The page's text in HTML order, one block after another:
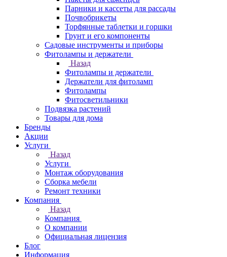
Парники и кассеты для рассады
Почвобрикеты
Торфянные таблетки и горшки
Грунт и его компоненты
Садовые инструменты и приборы
Фитолампы и держатели
Назад
Фитолампы и держатели
Держатели для фитоламп
Фитолампы
Фитосветильники
Подвязка растений
Товары для дома
Бренды
Акции
Услуги
Назад
Услуги
Монтаж оборудования
Сборка мебели
Ремонт техники
Компания
Назад
Компания
О компании
Официальная лицензия
Блог
Информация